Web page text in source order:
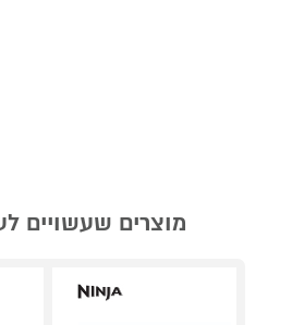
מוצרים שעשויים